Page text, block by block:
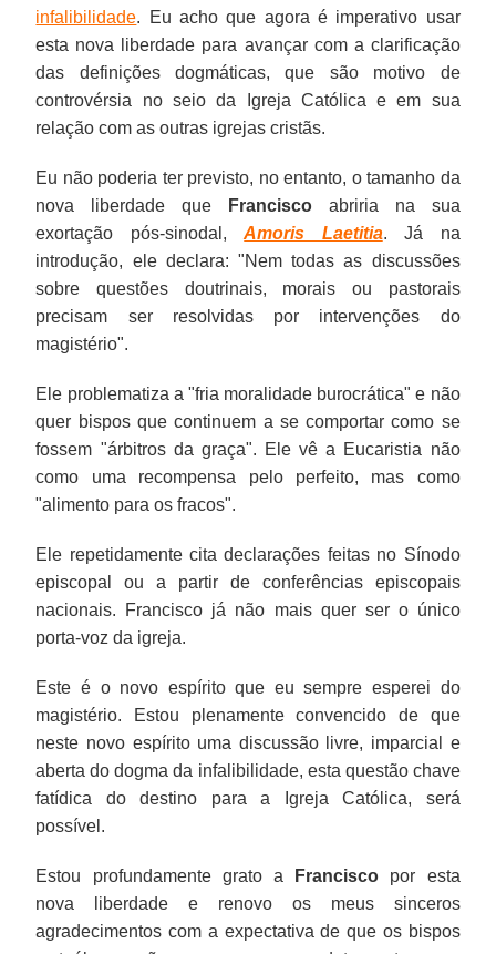
infalibilidade. Eu acho que agora é imperativo usar
esta nova liberdade para avançar com a clarificação
das definições dogmáticas, que são motivo de
controvérsia no seio da Igreja Católica e em sua
relação com as outras igrejas cristãs.
Eu não poderia ter previsto, no entanto, o tamanho da
nova liberdade que
Francisco abriria na sua
exortação pós-sinodal,Amoris Laetitia. Já na
introdução, ele declara: "Nem todas as discussões
sobre questões doutrinais, morais ou pastorais
precisam ser resolvidas por intervenções do
magistério".
Ele problematiza a "fria moralidade burocrática" e não
quer bispos que continuem a se comportar como se
fossem "árbitros da graça". Ele vê a Eucaristia não
como uma recompensa pelo perfeito, mas como
"alimento para os fracos".
Ele repetidamente cita declarações feitas no Sínodo
episcopal ou a partir de conferências episcopais
nacionais. Francisco já não mais quer ser o único
porta-voz da igreja.
Este é o novo espírito que eu sempre esperei do
magistério. Estou plenamente convencido de que
neste novo espírito uma discussão livre, imparcial e
aberta do dogma da infalibilidade, esta questão chave
fatídica do destino para a Igreja Católica, será
possível.
Estou profundamente grato a Francisco por esta
nova liberdade e renovo os meus sinceros
agradecimentos com a expectativa de que os bispos